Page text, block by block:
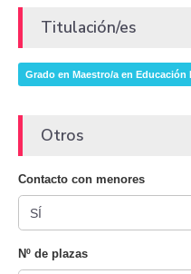
Titulación/es
Grado en Maestro/a en
Otros
Contacto con menores
Nº de plazas